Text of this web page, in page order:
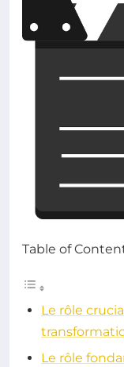
Table of
Le rôle
Le rôle